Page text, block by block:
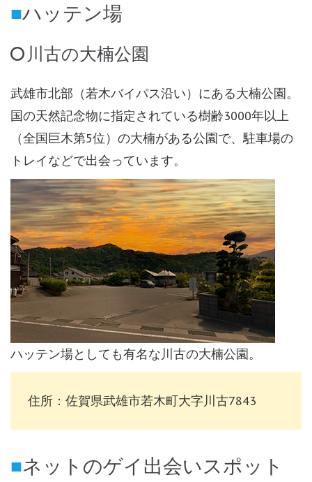
ハッテン場
川古の大楠公園
武雄市北部（若木バイパス沿い）にある大楠公園。
国の天然記念物に指定されている樹齢3000年以上
（全国巨木第5位）の大楠がある公園で、駐車場の
トレイなどで出会っています。
ハッテン場としても有名な川古の大楠公園。
住所：佐賀県武雄市若木町大字川古7843
ネットのゲイ出会いスポット